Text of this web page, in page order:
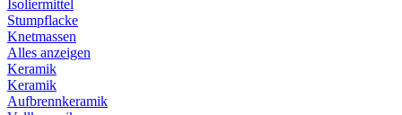
Isoliermittel
Stumpflacke
Knetmassen
Alles anzeigen
Keramik
Keramik
Aufbrennkeramik